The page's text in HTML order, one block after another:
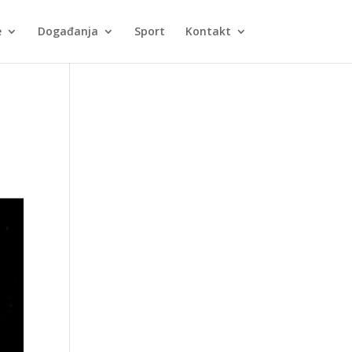
Događanja Sport Kontakt